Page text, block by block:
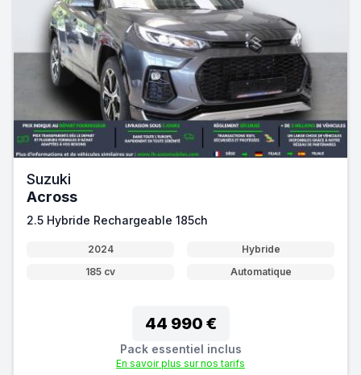
Suzuki
Across
2.5 Hybride Rechargeable 185ch
2024
Hybride
185 cv
Automatique
44 990 €
Pack essentiel inclus
En savoir plus sur nos tarifs